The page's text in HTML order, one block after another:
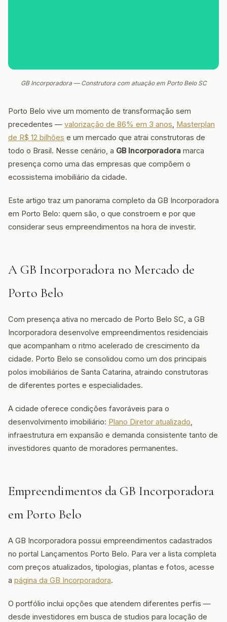
GB Incorporadora — Construtora com atuação em Porto Belo SC
Porto Belo vive um momento de transformação sem
precedentes — valorização de 86% em 3 anos, Masterplan
de R$ 12 bilhões e um mercado que atrai construtoras de
todo o Brasil. Nesse cenário, a GB Incorporadora marca
presença como uma das empresas que compõem o
ecossistema imobiliário da cidade.
Este artigo traz um panorama completo da GB Incorporadora
em Porto Belo: quem são, o que constroem e por que
considerar seus empreendimentos na hora de investir.
A GB Incorporadora no Mercado de
Porto Belo
Com presença ativa no mercado de Porto Belo SC, a GB
Incorporadora desenvolve empreendimentos residenciais
que acompanham o ritmo acelerado de crescimento da
cidade. Porto Belo se consolidou como um dos principais
polos imobiliários de Santa Catarina, atraindo construtoras
de diferentes portes e especialidades.
A cidade oferece condições favoráveis para o
desenvolvimento imobiliário: Plano Diretor atualizado,
infraestrutura em expansão e demanda consistente tanto de
investidores quanto de moradores permanentes.
Empreendimentos da GB Incorporadora
em Porto Belo
A GB Incorporadora possui empreendimentos cadastrados
no portal Lançamentos Porto Belo. Para ver a lista completa
com preços atualizados, tipologias, plantas e fotos, acesse
a página da GB Incorporadora.
O portfólio inclui opções que atendem diferentes perfis —
desde investidores em busca de studios para locação de